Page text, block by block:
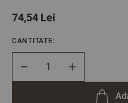
74,54 Lei
CANTITATE: